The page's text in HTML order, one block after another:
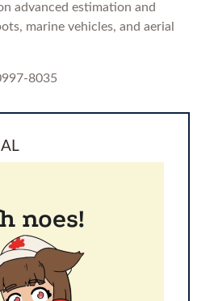
advanced estimation and
marine vehicles, and aerial
8035